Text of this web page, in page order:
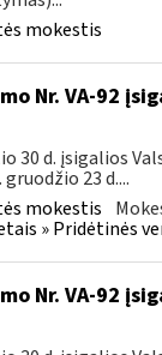
mokestis
Nr. VA-92
30 d. įsigalios
23 d....
mokestis
» Pridėtinės
Nr. VA-92